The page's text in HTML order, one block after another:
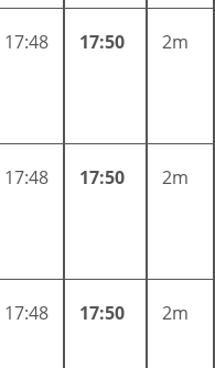
17:48 17:50 2m
17:48 17:50 2m
17:48 17:50 2m